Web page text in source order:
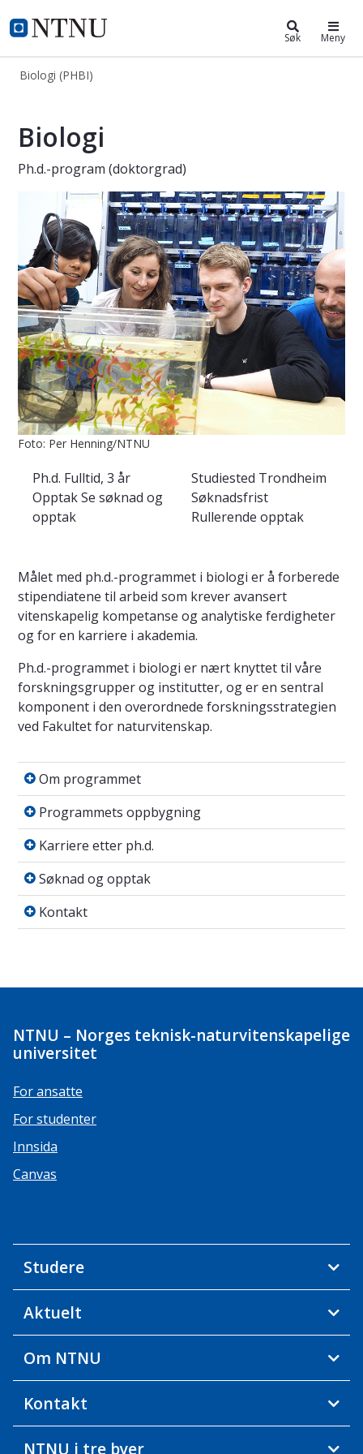
NTNU Hjemmeside
Biologi (PHBI) Søk Meny
Biologi (PHBI)
Biologi
Ph.d.-program (doktorgrad)
Foto: Per Henning/NTNU
Ph.d. Fulltid, 3 år Studiested Trondheim
OpptakSe søknad og
opptak
Søknadsfrist
Rullerende opptak
Målet med ph.d.-programmet i biologi er å forberede
stipendiatene til arbeid som krever avansert
vitenskapelig kompetanse og analytiske ferdigheter
og for en karriere i akademia.
Ph.d.-programmet i biologi er nært knyttet til våre
forskningsgrupper og institutter, og er en sentral
komponent i den overordnede forskningsstrategien
ved Fakultet for naturvitenskap.
Om programmet
Om programmet
Programmets oppbygning
Programmets oppbygning
Karriere etter ph.d.
Karriere etter ph.d.
Søknad og opptak
Søknad og opptak
Kontakt
Kontakt
NTNU – Norges teknisk-naturvitenskapelige
universitet
For ansatte
For studenter
Innsida
Canvas
Studere
Aktuelt
Om NTNU
Kontakt
NTNU i tre byer